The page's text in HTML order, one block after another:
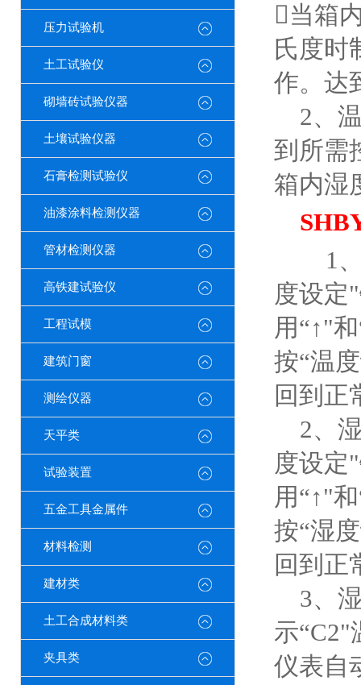
压力试验机
土工试验仪
砌墙砖试验仪器
土壤试验仪器
石膏检测试验仪
油漆涂料检测仪器
管材检测仪器
高铁建试验仪
工程试模
建筑门窗
测绘仪器
天平类
试验装置
五金工具金属件
材料检测
建材类
土工合成材料类
夹具类
当箱
氏度时
作。达
2、温
到所需
箱内湿
1、
度设定
用“↑"
按“温
回到正
2、湿
度设定
用“↑"
按“湿
回到正
3、湿
示“C2"
仪表自